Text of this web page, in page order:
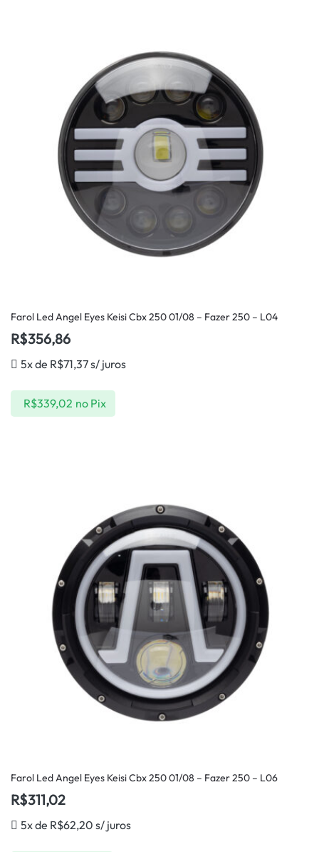
Farol Led Angel Eyes Keisi Cbx 250 01/08 – Fazer 250 – L04
R$356,86
5x de R$71,37s/ juros
R$339,02 no Pix
Farol Led Angel Eyes Keisi Cbx 250 01/08 – Fazer 250 – L06
R$311,02
5x de R$62,20 s/ juros